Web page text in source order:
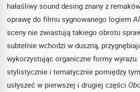
hałaśliwy sound desing znany z
oprawę do filmu sygnowanego logiem
sceny nie zwiastują takiego obrotu
subtelnie wchodzi w duszną,
wykorzystując organiczne formy
stylistycznie i tematycznie pomiędzy
usłyszeć w pierwszej i drugiej części